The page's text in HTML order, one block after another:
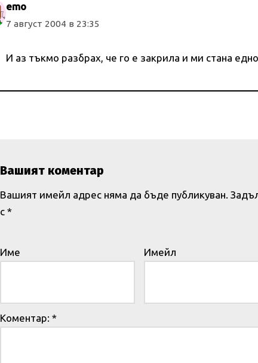
emo
7 август 2004 в 23:35
И аз тъкмо разбрах, че го е закрила и ми стана
Вашият коментар
Вашият имейл адрес няма да бъде публикуван.
с *
Име Имейл
Коментар: *